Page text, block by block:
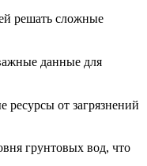
решать сложные
данные для
ресурсы от загрязнений
грунтовых вод, что